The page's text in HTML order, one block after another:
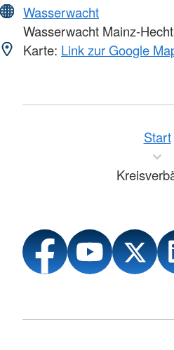
Wasserwacht
Wasserwacht Mainz-
Karte: Link zur Google
Start